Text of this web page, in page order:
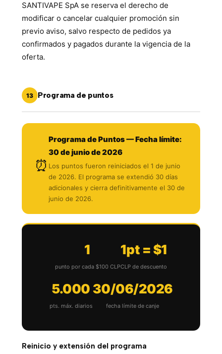
SANTIVAPE SpA se reserva el derecho de
modificar o cancelar cualquier promoción sin
previo aviso, salvo respecto de pedidos ya
confirmados y pagados durante la vigencia de la
oferta.
13 Programa de puntos
⏰
Programa de Puntos — Fecha límite:
30 de junio de 2026
Los puntos fueron reiniciados el 1 de junio
de 2026. El programa se extendió 30 días
adicionales y cierra definitivamente el 30 de
junio de 2026.
1
punto por cada $100 CLP
1pt = $1
CLP de descuento
5.000
pts. máx. diarios
30/06/2026
fecha límite de canje
Reinicio y extensión del programa